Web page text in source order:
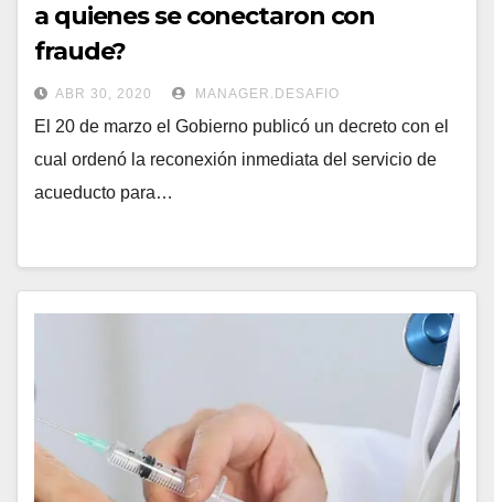
a quienes se conectaron con
fraude?
ABR 30, 2020 MANAGER.DESAFIO
El 20 de marzo el Gobierno publicó un decreto con el
cual ordenó la reconexión inmediata del servicio de
acueducto para…